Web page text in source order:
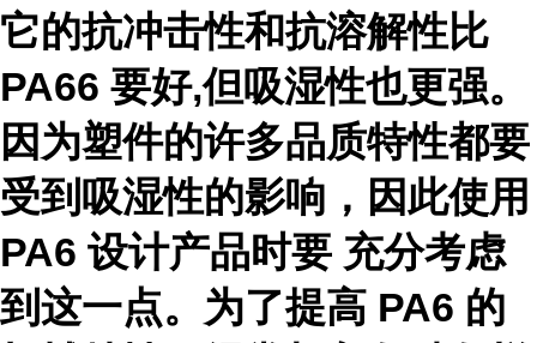
它的抗冲击性和抗溶解性比
PA66 要好,但吸湿性也更强。
因为塑件的许多品质特性都要
受到吸湿性的影响，因此使用
PA6 设计产品时要 充分考虑
到这一点。为了提高 PA6 的